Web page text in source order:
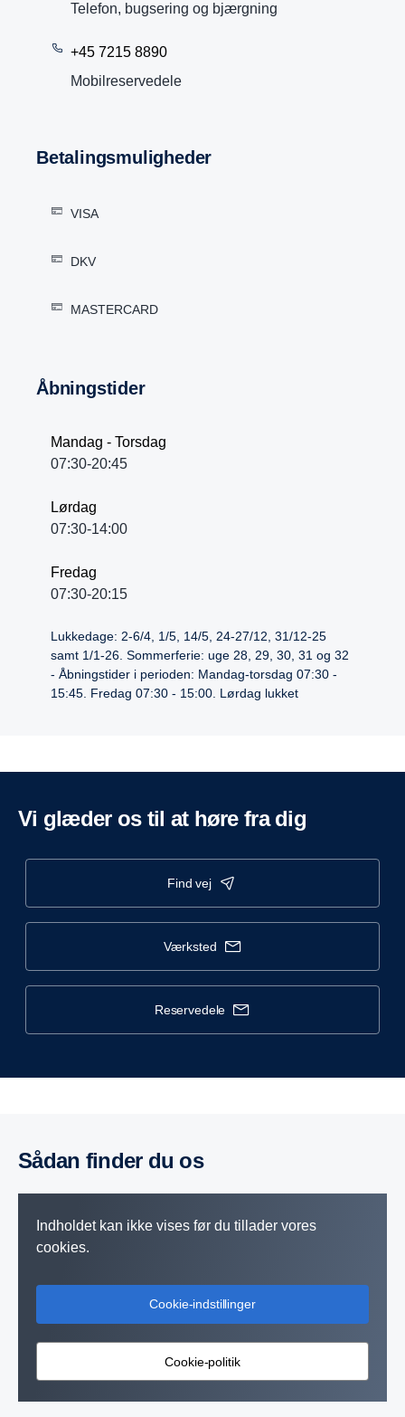
Telefon, bugsering og bjærgning
+45 7215 8890
Mobilreservedele
Betalingsmuligheder
VISA
DKV
MASTERCARD
åbningstider
Mandag - Torsdag
07:30-20:45
Lørdag
07:30-14:00
Fredag
07:30-20:15
Lukkedage: 2-6/4, 1/5, 14/5, 24-27/12, 31/12-25
samt 1/1-26. Sommerferie: uge 28, 29, 30, 31 og 32
- Åbningstider i perioden: Mandag-torsdag 07:30 -
15:45. Fredag 07:30 - 15:00. Lørdag lukket
vi glæder os til at høre fra dig
find vej
værksted
reservedele
sådan finder du os
Indholdet kan ikke vises før du tillader vores
cookies.
Cookie-indstillinger
Cookie-politik